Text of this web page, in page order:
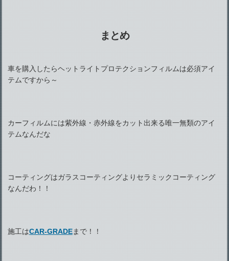
まとめ
車を購入したらヘットライトプロテクションフィルムは必須アイ
テムですから～
カーフィルムには紫外線・赤外線をカット出来る唯一無類のアイ
テムなんだな
コーティングはガラスコーティングよりセラミックコーティング
なんだわ！！
施工はCAR-GRADEまで！！